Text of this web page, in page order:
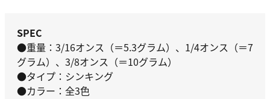
SPEC
●重量：3/16オンス（＝5.3グラム）、1/4オンス（＝7
グラム）、3/8オンス（＝10グラム）
●タイプ：シンキング
●カラー：全3色